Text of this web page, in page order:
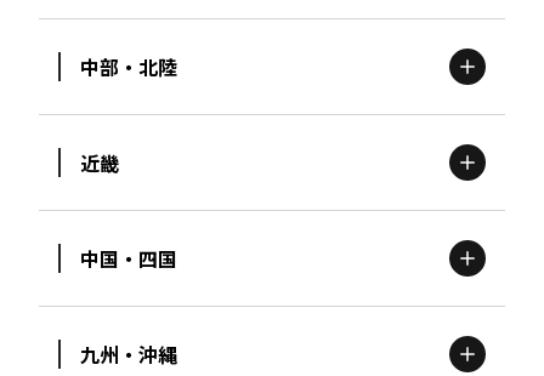
中部・北陸
近畿
中国・四国
九州・沖縄